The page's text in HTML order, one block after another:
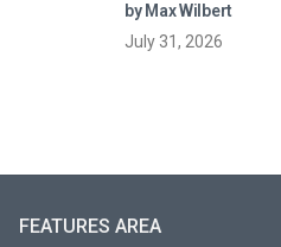
by Max Wilbert
July 31, 2026
FEATURES AREA